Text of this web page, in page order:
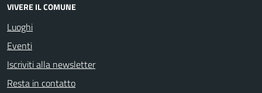
VIVERE IL COMUNE
Luoghi
Eventi
Iscriviti alla newsletter
Resta in contatto